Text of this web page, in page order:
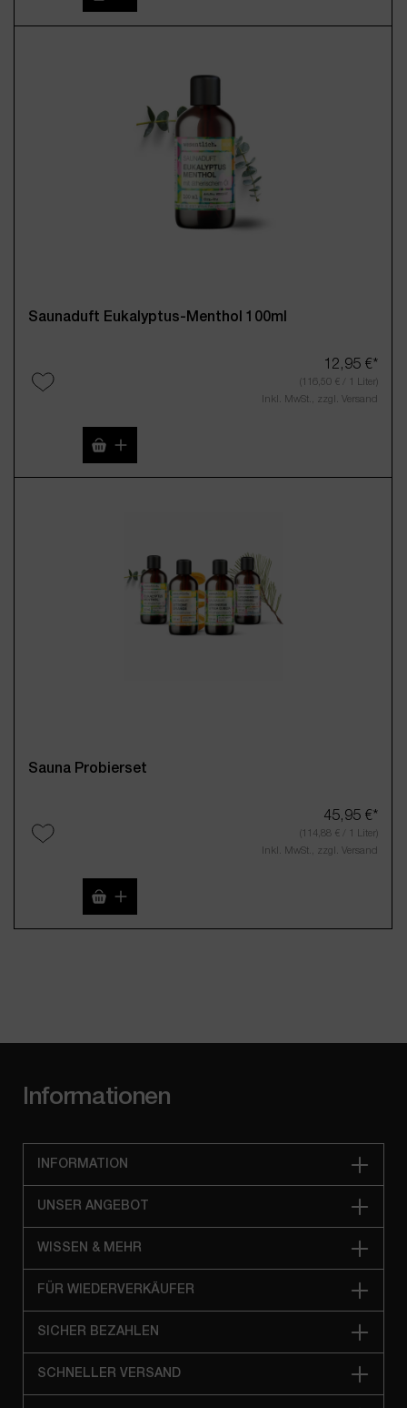
Saunaduft Eukalyptus-Menthol 100ml
12,95 €*
(116,50 € / 1 Liter)
Inkl. MwSt., zzgl. Versand
Produkt Anzahl: Gib den gewünschten
Sauna Probierset
45,95 €*
(114,88 € / 1 Liter)
Inkl. MwSt., zzgl. Versand
Produkt Anzahl: Gib den gewünschten
Informationen
INFORMATION
UNSER ANGEBOT
WISSEN & MEHR
FÜR WIEDERVERKÄUFER
SICHER BEZAHLEN
SCHNELLER VERSAND